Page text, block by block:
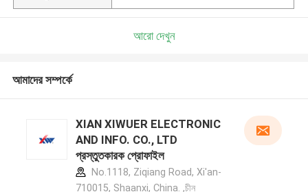
আরো দেখুন
আমাদের সম্পর্কে
XIAN XIWUER ELECTRONIC
AND INFO. CO., LTD
প্রস্তুতকারক প্রোফাইল
No.1118, Ziqiang Road, Xi'an-
710015, Shaanxi, China. ,চীন